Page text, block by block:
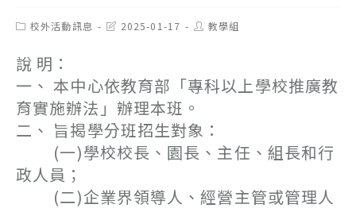
Post校外活動訊息
Post2025-01-17
Post教學組
說 明：
一、 本中心依教育部「專科以上學校推廣教
育實施辦法」辦理本班。
二、 旨揭學分班招生對象：
(一)學校校長、園長、主任、組長和行
政人員；
(二)企業界領導人、經營主管或管理人